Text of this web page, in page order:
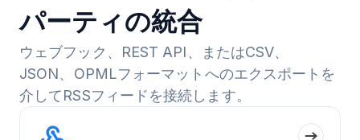
パーティの統合
ウェブフック、REST API、またはCSV、
JSON、OPMLフォーマットへのエクスポートを
介してRSSフィードを接続します。